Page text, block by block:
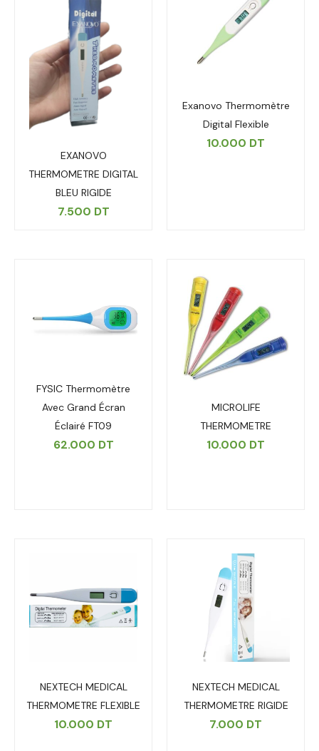
EXANOVO
THERMOMETRE DIGITAL
BLEU RIGIDE
7.500 DT
Exanovo Thermomètre
Digital Flexible
10.000 DT
FYSIC Thermomètre
Avec Grand Écran
Éclairé FT09
62.000 DT
MICROLIFE
THERMOMETRE
10.000 DT
NEXTECH MEDICAL
THERMOMETRE FLEXIBLE
10.000 DT
NEXTECH MEDICAL
THERMOMETRE RIGIDE
7.000 DT